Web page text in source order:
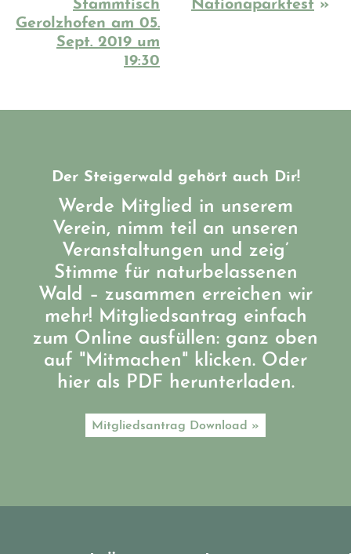
Stammtisch
Gerolzhofen am 05.
Sept. 2019 um
19:30
Nationaparkfest »
Der Steigerwald gehört auch Dir!
Werde Mitglied in unserem
Verein, nimm teil an unseren
Veranstaltungen und zeig’
Stimme für naturbelassenen
Wald – zusammen erreichen wir
mehr! Mitgliedsantrag einfach
zum Online ausfüllen: ganz oben
auf "Mitmachen" klicken. Oder
hier als PDF herunterladen.
Mitgliedsantrag Download »